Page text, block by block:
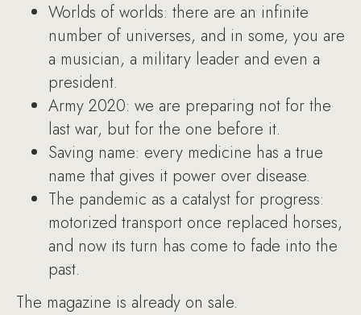
Worlds of worlds: there are an infinite
number of universes, and in some, you are
a musician, a military leader and even a
president.
Army 2020: we are preparing not for the
last war, but for the one before it.
Saving name: every medicine has a true
name that gives it power over disease.
The pandemic as a catalyst for progress:
motorized transport once replaced horses,
and now its turn has come to fade into the
past.
The magazine is already on sale.